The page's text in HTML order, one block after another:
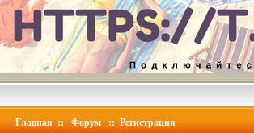
Главная :: Форум:: Регистрация